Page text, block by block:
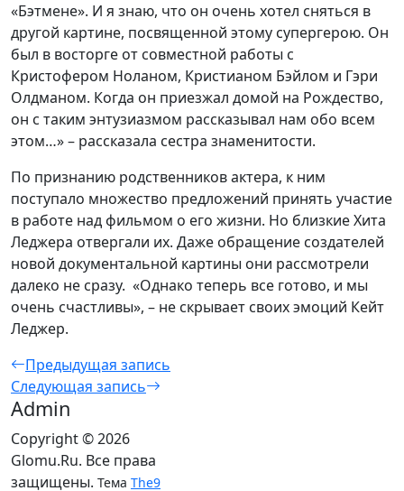
«Бэтмене». И я знаю, что он очень хотел сняться в
другой картине, посвященной этому супергерою. Он
был в восторге от совместной работы с
Кристофером Ноланом, Кристианом Бэйлом и Гэри
Олдманом. Когда он приезжал домой на Рождество,
он с таким энтузиазмом рассказывал нам обо всем
этом…» – рассказала сестра знаменитости.
По признанию родственников актера, к ним
поступало множество предложений принять участие
в работе над фильмом о его жизни. Но близкие Хита
Леджера отвергали их. Даже обращение создателей
новой документальной картины они рассмотрели
далеко не сразу. «Однако теперь все готово, и мы
очень счастливы», – не скрывает своих эмоций Кейт
Леджер.
Предыдущая запись
Следующая запись
Admin
Copyright © 2026
Glomu.Ru. Все права
защищены. Тема The9